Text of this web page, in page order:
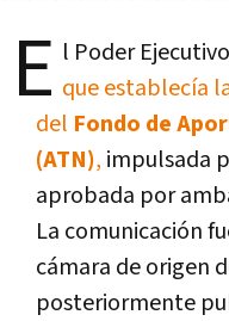
E l Poder
que establecía
del Fondo de
(ATN), impulsada
aprobada por
La comunicación
cámara de origen
posteriormente